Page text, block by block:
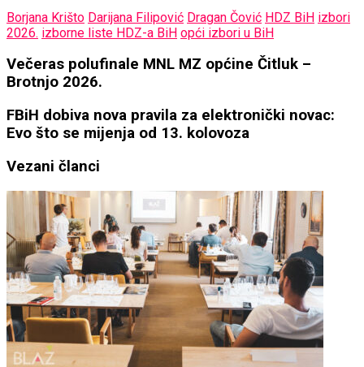
Borjana Krišto Darijana Filipović Dragan Čović HDZ BiH izbori
2026. izborne liste HDZ-a BiH opći izbori u BiH
Večeras
polufinale
MZ
općine
Čitluk
Brotnjo
Večeras polufinale MNL MZ općine Čitluk –
Brotnjo 2026.
FBiH
dobiva
pravila
za
elektronički
novac:
Evo
što
se
mijenja
od
13.
kolovoza
FBiH dobiva nova pravila za elektronički novac:
Evo što se mijenja od 13. kolovoza
Vezani članci